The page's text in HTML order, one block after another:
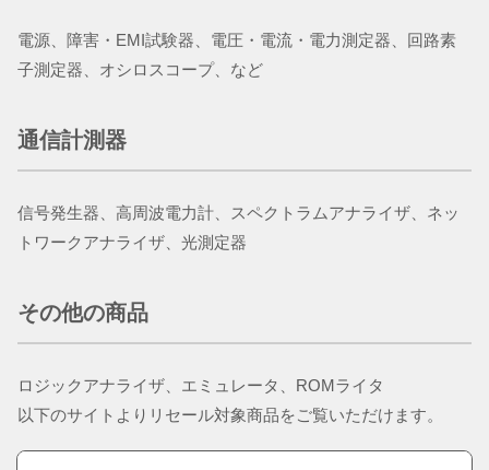
電源、障害・EMI試験器、電圧・電流・電力測定器、回路素
子測定器、オシロスコープ、など
通信計測器
​​​​​​​信号発生器、高周波電力計、スペクトラムアナライザ、ネッ
トワークアナライザ、光測定器
その他の商品
ロジックアナライザ、エミュレータ、ROMライタ
以下のサイトよりリセール対象商品をご覧いただけます。